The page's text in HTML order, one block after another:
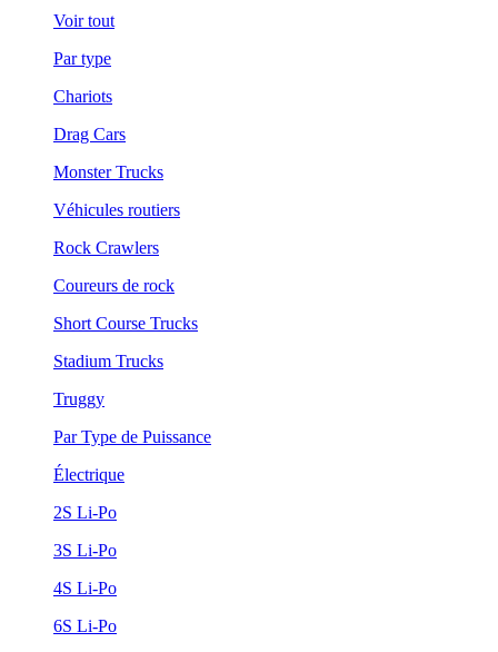
Voir tout
Par type
Chariots
Drag Cars
Monster Trucks
Véhicules routiers
Rock Crawlers
Coureurs de rock
Short Course Trucks
Stadium Trucks
Truggy
Par Type de Puissance
Électrique
2S Li-Po
3S Li-Po
4S Li-Po
6S Li-Po